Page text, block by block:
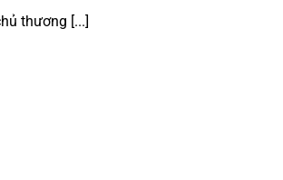
thương [...]